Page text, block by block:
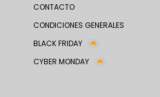
CONTACTO
CONDICIONES GENERALES
BLACK FRIDAY
CYBER MONDAY